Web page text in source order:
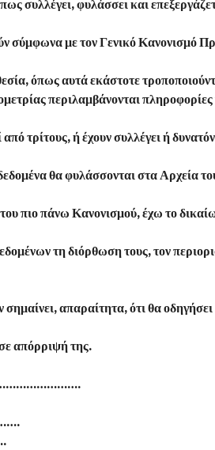
συλλέγει, φυλάσσει και
με τον Γενικό Κανονισμό
όπως αυτά εκάστοτε
περιλαμβάνονται πληροφορίες
τρίτους, ή έχουν συλλέγει ή
θα φυλάσσονται στα Αρχεία
πιο πάνω Κανονισμού, έχω το
τη διόρθωση τους, τον
απαραίτητα, ότι θα
απόρριψή της.